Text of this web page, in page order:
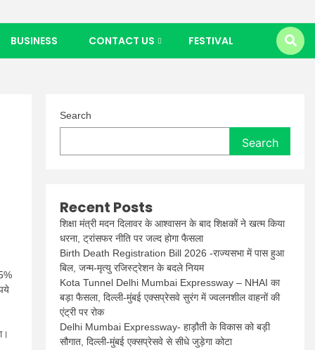
BUSINESS CONTACT US FESTIVAL
Search
Search
Recent Posts
शिक्षा मंत्री मदन दिलावर के आश्वासन के बाद शिक्षकों ने खत्म किया
धरना, ट्रांसफर नीति पर जल्द होगा फैसला
Birth Death Registration Bill 2026 -राज्यसभा में पास हुआ
बिल, जन्म-मृत्यु रजिस्ट्रेशन के बदले नियम
Kota Tunnel Delhi Mumbai Expressway – NHAI का
बड़ा फैसला, दिल्ली-मुंबई एक्सप्रेसवे सुरंग में ज्वलनशील वाहनों की
एंट्री पर रोक
Delhi Mumbai Expressway- हाड़ौती के विकास को बड़ी
सौगात, दिल्ली-मुंबई एक्सप्रेसवे से सीधे जुड़ेगा कोटा